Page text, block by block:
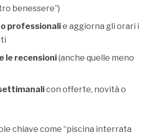
benessere”)
professionalie aggiorna gli orari i
le recensioni(anche quelle meno
con offerte, novità o
chiave come “piscina interrata